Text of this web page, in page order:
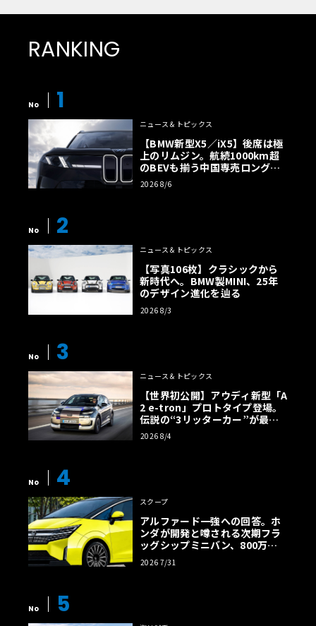
RANKING
No 1
ニュース＆トピックス
【BMW新型X5／iX5】後席は極
上のリムジン。航続1000km超
のBEVも揃う中国専売ロング仕
様の全貌
2026 8/6
No 2
ニュース＆トピックス
【写真106枚】クラシックから
新時代へ。BMW製MINI、25年
のデザイン進化を辿る
2026 8/3
No 3
ニュース＆トピックス
【世界初公開】アウディ新型「A
2 e-tron」プロトタイプ登場。
伝説の“3リッターカー”が最高
効率エントリーBEVとして復活
【画像38枚】
2026 8/4
No 4
スクープ
アルファード一強への回答。ホ
ンダが開発と噂される次期フラ
ッグシップミニバン、800万円
超の勝算【予想CG】
2026 7/31
No 5